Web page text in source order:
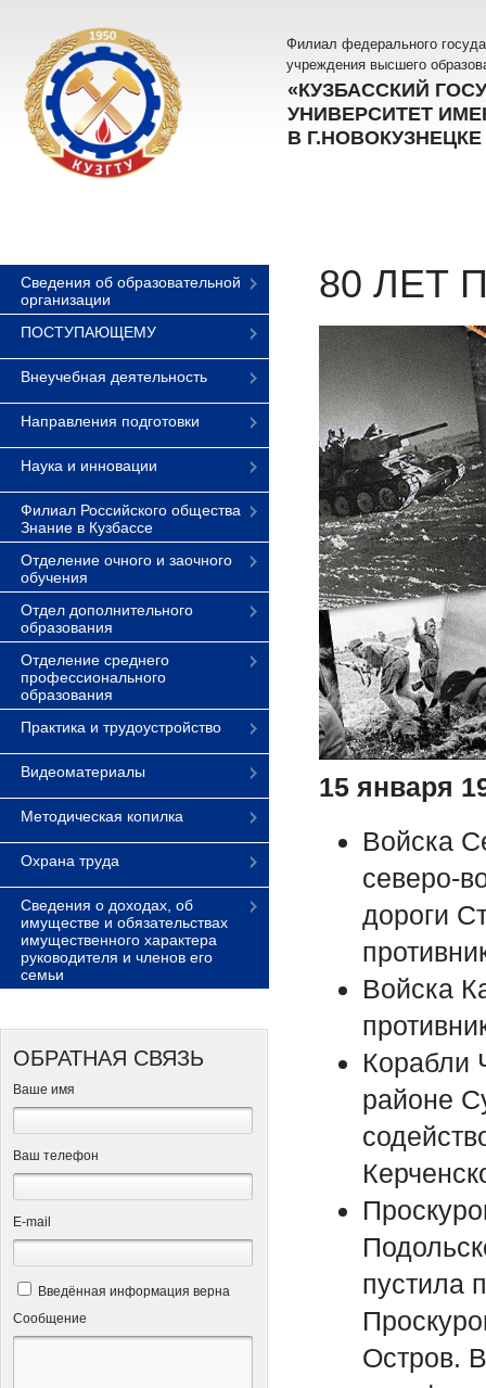
Филиал федерального
учреждения высшего
«КУЗБАССКИЙ
УНИВЕРСИТЕТ
В Г.НОВОКУЗНЕЦКЕ
Сведения об образовательной
организации
ПОСТУПАЮЩЕМУ
Внеучебная деятельность
Направления подготовки
Наука и инновации
Филиал Российского общества
Знание в Кузбассе
Отделение очного и заочного
обучения
Отдел дополнительного
образования
Отделение среднего
профессионального
образования
Практика и трудоустройство
Видеоматериалы
Методическая копилка
Охрана труда
Сведения о доходах, об
имуществе и обязательствах
имущественного характера
руководителя и членов его
семьи
ОБРАТНАЯ СВЯЗЬ
Ваше имя
Ваш телефон
Е-mail
Введённая информация верна
Сообщение
80 ЛЕТ
15 января
Войска
северо-
дороги
Войска
Корабли
районе
пустила
Остров.